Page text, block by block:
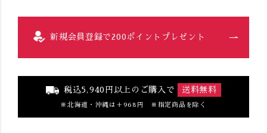
新規会員登録で200ポイントプレゼント
税込5,940円以上のご購入で 送料無料
北海道・沖縄は＋968円 ※指定商品を除く